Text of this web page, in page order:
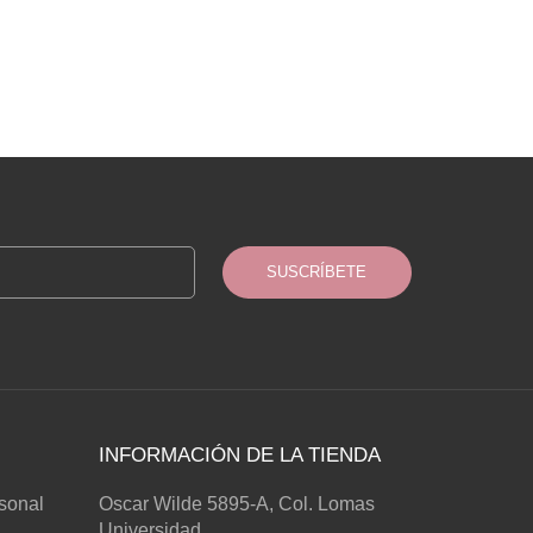
SUSCRÍBETE
INFORMACIÓN DE LA TIENDA
Oscar Wilde 5895-A, Col. Lomas